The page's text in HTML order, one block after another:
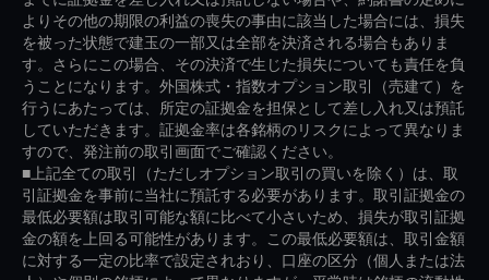
よりその他の期限の利益の喪失の事由に該当した場合には、損失
を被った状態で建玉の一部又は全部を決済される場合もありま
す。さらにこの場合、その決済で生じた損失についても責任を負
うことになります。外国株式・指数オプション取引（売建て）を
行うにあたっては、所定の証拠金を担保として差し入れ又は預託
していただきます。証拠金率は各銘柄のリスクによって異なりま
すので、発注前の取引画面でご確認ください。
■上記全ての取引（ただしオプション取引の買いを除く）は、取
引証拠金を事前に当社に預託する必要があります。取引証拠金の
最低必要額は取引可能な額に比べて小さいため、損失が取引証拠
金の額を上回る可能性があります。この最低必要額は、取引金額
に対する一定の比率で設定されおり、口座の区分（個人または法